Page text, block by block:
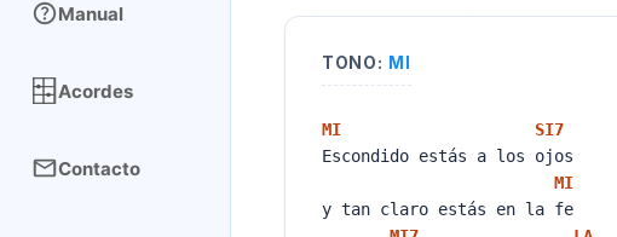
Manual
Acordes
Contacto
TONO: MI
MI SI7
Escondido estás a los ojos
MI
y tan claro estás en la fe